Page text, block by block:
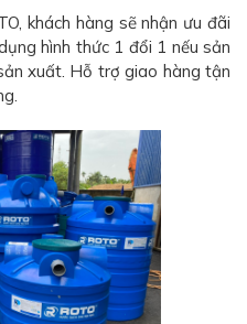
khách hàng sẽ nhận ưu đãi
hình thức 1 đổi 1 nếu sản
xuất. Hỗ trợ giao hàng tận